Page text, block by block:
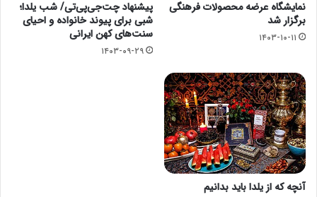
نمایشگاه عرضه محصولات فرهنگی
برگزار شد
۱۴۰۳-۱۰-۱۱
پیشنهاد چت‌جی‌پی‌تی/ شب یلدا؛
شبی برای پیوند خانواده و احیای
سنت‌های کهن ایرانی
۱۴۰۳-۰۹-۲۹
آنچه که از یلدا باید بدانیم